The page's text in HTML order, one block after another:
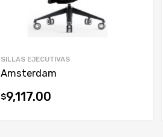
SILLAS EJECUTIVAS
Amsterdam
$9,117.00